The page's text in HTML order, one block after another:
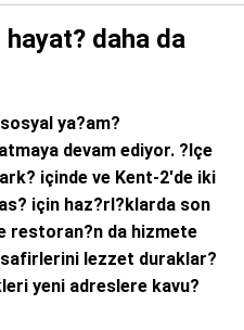
hayat? daha da
ya?am?
devam ediyor. ?lçe
içinde ve Kent-2'de iki
için haz?rl?klarda son
restoran?n da hizmete
lezzet duraklar?
yeni adreslere kavu?